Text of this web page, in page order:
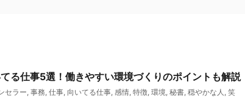
る仕事5選！働きやすい環境づくりのポイントも解説
セラー, 事務, 仕事, 向いてる仕事, 感情, 特徴, 環境, 秘書, 穏やかな人 , 笑